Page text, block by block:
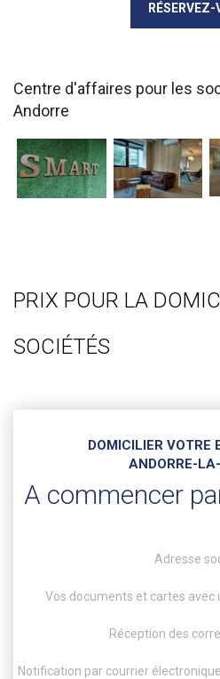
RÉSERVEZ-
Centre d'affaires pour les
Andorre
PRIX POUR LA
SOCIÉTÉS
DOMICILIER VOTRE
ANDORRE-
A commencer
Adresse
Vos documents et cartes avec
Réception des
Notification par courrier